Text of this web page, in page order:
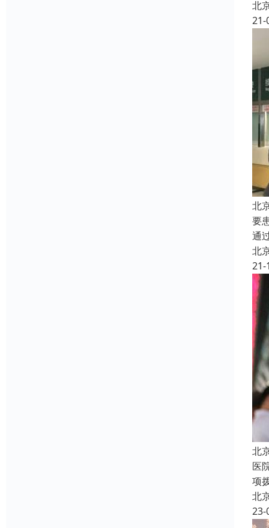
北
21-
北
要
通
北
21-
北
医
项
北
23-